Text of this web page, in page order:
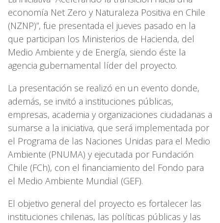
economía Net Zero y Naturaleza Positiva en Chile
(NZNP)”, fue presentada el jueves pasado en la
que participan los Ministerios de Hacienda, del
Medio Ambiente y de Energía, siendo éste la
agencia gubernamental líder del proyecto.
La presentación se realizó en un evento donde,
además, se invitó a instituciones públicas,
empresas, academia y organizaciones ciudadanas a
sumarse a la iniciativa, que será implementada por
el Programa de las Naciones Unidas para el Medio
Ambiente (PNUMA) y ejecutada por Fundación
Chile (FCh), con el financiamiento del Fondo para
el Medio Ambiente Mundial (GEF).
El objetivo general del proyecto es fortalecer las
instituciones chilenas, las políticas públicas y las